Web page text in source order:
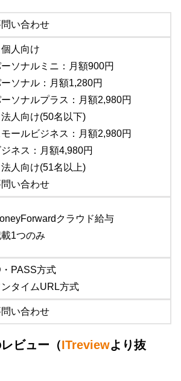
い合わせ
個人向け
ソナルミニ：月額900円
ソナル：月額1,280円
ソナルプラス：月額2,980円
法人向け(50名以下)
モールビジネス：月額2,980円
ジネス：月額4,980円
法人向け(51名以上)
い合わせ
クラウド給与
1つのみ
・PASS方式
ンタイムURL方式
い合わせ
ビュー（ITreviewより抜